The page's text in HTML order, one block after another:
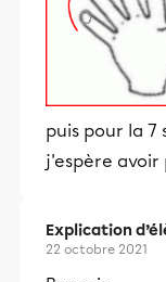
puis pour la 7
j'espère
Explication
22 octobre 2021